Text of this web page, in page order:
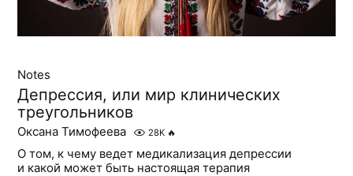
Notes
Депрессия, или мир клинических
треугольников
Оксана Тимофеева 28K 🔥
О том, к чему ведет медикализация депрессии
и какой может быть настоящая терапия